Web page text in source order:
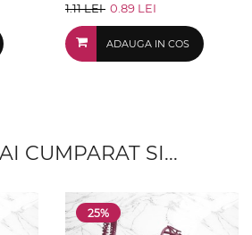
1.11 LEI 0.89 LEI
ADAUGA IN COS
CUMPARAT SI...
25%